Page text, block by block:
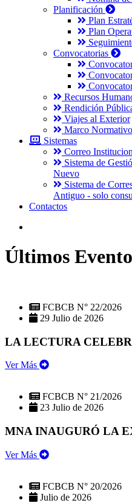
Planificación
Plan
Plan
Convocatorias
Recursos
Rendición
Viajes al Exterior
Marco Normativo
Sistemas
Correo
Sistema de
Nuevo
Sistema de
Antiguo - solo
Contactos
Últimos
FCBCB N° 22/2026
29 Julio de 2026
LA LECTURA
Ver Más
FCBCB N° 21/2026
23 Julio de 2026
MNA INAUGURÓ LA
Ver Más
FCBCB N° 20/2026
Julio de 2026